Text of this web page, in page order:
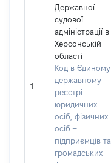
1
Державної
судової
адміністрації в
Херсонській
області
Код в Єдиному
державному
реєстрі
юридичних
осіб, фізичних
осіб –
підприємців та
громадських